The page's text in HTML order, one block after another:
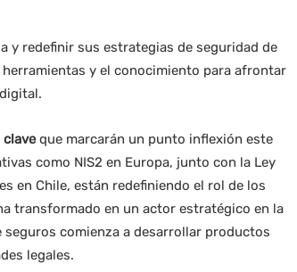
y redefinir sus estrategias de seguridad de
y el conocimiento para afrontar
que marcarán un punto inflexión este
como NIS2 en Europa, junto con la Ley
en Chile, están redefiniendo el rol de los
transformado en un actor estratégico en la
comienza a desarrollar productos
legales.